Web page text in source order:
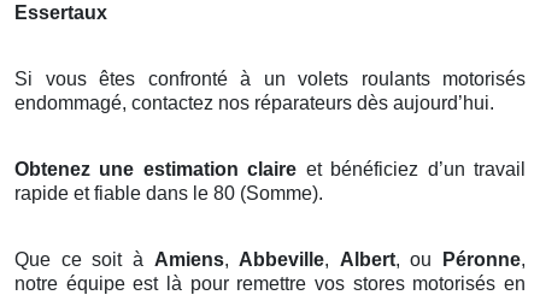
Essertaux
Si vous êtes confronté à un volets roulants motorisés
endommagé, contactez nos réparateurs dès aujourd’hui.
Obtenez une estimation claire et bénéficiez d’un travail
rapide et fiable dans le 80 (Somme).
Que ce soit à Amiens, Abbeville, Albert, ou Péronne,
notre équipe est là pour remettre vos stores motorisés en